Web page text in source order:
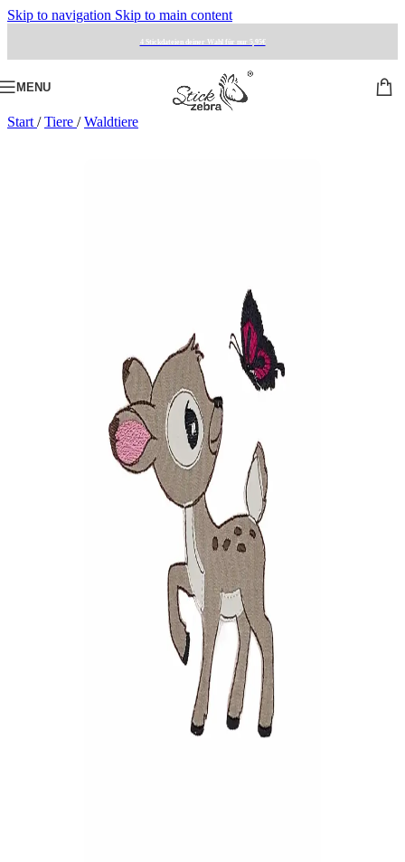
Skip to navigation Skip to main content
4 Stickdateien deiner Wahl für nur 5,95€
MENU
Start / Tiere / Waldtiere